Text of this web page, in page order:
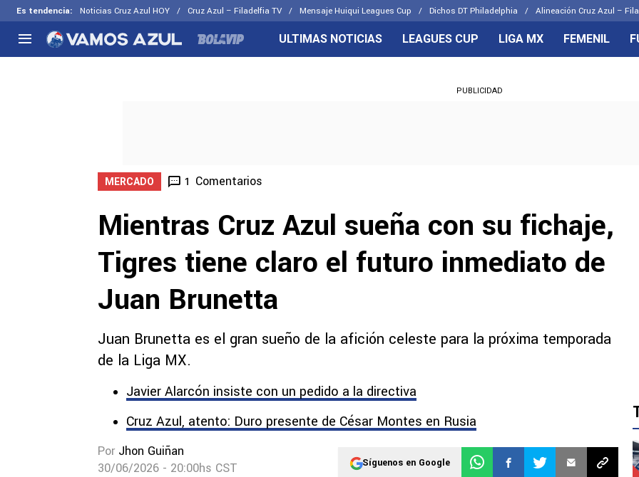
Es tendencia: Noticias Cruz Azul HOY Cruz Azul – Filadelfia TV Mensaje Huiqui Leagues Cup Dichos DT Philadelphia Alineación Cruz Azul –
Selección Mexicana
CELESTES
ULTIMAS NOTICIAS LEAGUES CUP LIGA MX FEMENIL
PUBLICIDAD
MERCADO 1 Comentarios
Mientras Cruz Azul sueña con su fichaje,
Tigres tiene claro el futuro inmediato de
Juan Brunetta
Juan Brunetta es el gran sueño de la afición celeste para la próxima temporada
de la Liga MX.
Javier Alarcón insiste con un pedido a la directiva
Cruz Azul, atento: Duro presente de César Montes en Rusia
Por Jhon Guiñan
30/06/2026 - 20:00hs CST
Síguenos en Google